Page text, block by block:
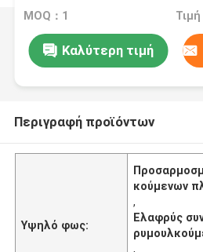
φτερούγες
ανθεκτικές στη διάβρωση
MOQ：1
Καλύτερη τιμή
Περιγραφή προϊόντων
Υψηλό φως:
κούμενων
,
Ελαφρύς
,